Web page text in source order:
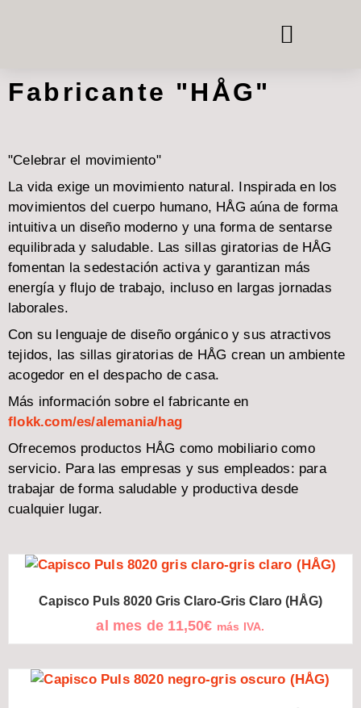
Fabricante "HÅG"
"Celebrar el movimiento"
La vida exige un movimiento natural. Inspirada en los
movimientos del cuerpo humano, HÅG aúna de forma
intuitiva un diseño moderno y una forma de sentarse
equilibrada y saludable. Las sillas giratorias de HÅG
fomentan la sedestación activa y garantizan más
energía y flujo de trabajo, incluso en largas jornadas
laborales.
Con su lenguaje de diseño orgánico y sus atractivos
tejidos, las sillas giratorias de HÅG crean un ambiente
acogedor en el despacho de casa.
Más información sobre el fabricante en
flokk.com/es/alemania/hag
Ofrecemos productos HÅG como mobiliario como
servicio. Para las empresas y sus empleados: para
trabajar de forma saludable y productiva desde
cualquier lugar.
Capisco Puls 8020 Gris Claro-Gris Claro (HÅG)
al mes de 11,50€ más IVA.